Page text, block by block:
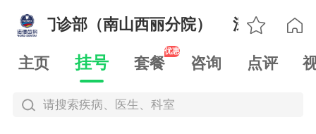
口腔门诊部（南山西丽分院） 深圳诺德西
 
主页 挂号 套餐
优惠
咨询 点评
请搜索疾病、医生、科室